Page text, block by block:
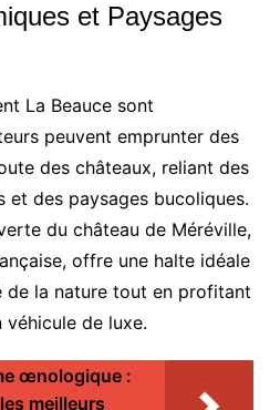
et Paysages
La Beauce sont
peuvent emprunter des
des châteaux, reliant des
et des paysages bucoliques.
du château de Méréville,
offre une halte idéale
de la nature tout en profitant
véhicule de luxe.
œnologique :
meilleurs